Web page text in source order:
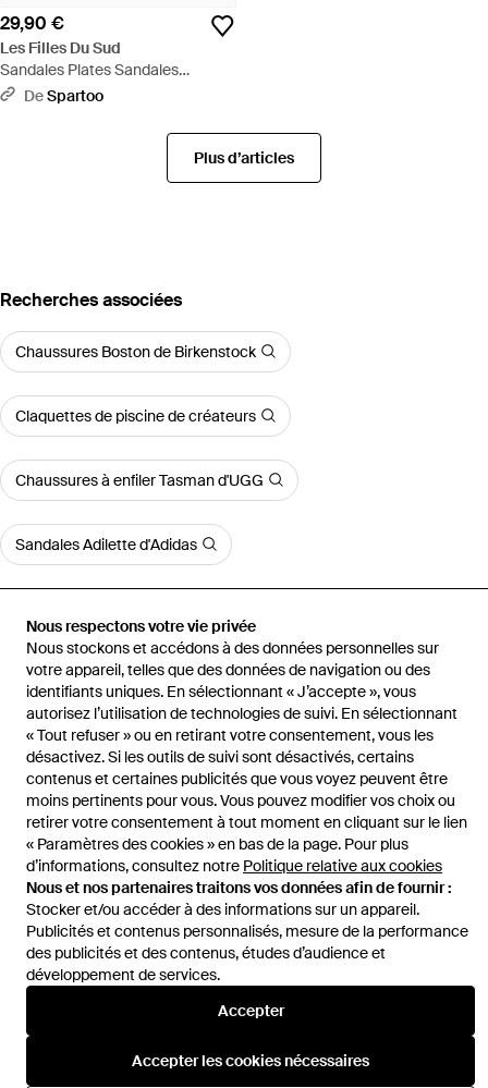
Nous respectons votre vie privée
Nous stockons et accédons à des données personnelles sur
votre appareil, telles que des données de navigation ou des
identifiants uniques. En sélectionnant « J’accepte », vous
autorisez l’utilisation de technologies de suivi. En sélectionnant
« Tout refuser » ou en retirant votre consentement, vous les
désactivez. Si les outils de suivi sont désactivés, certains
contenus et certaines publicités que vous voyez peuvent être
moins pertinents pour vous. Vous pouvez modifier vos choix ou
retirer votre consentement à tout moment en cliquant sur le lien
« Paramètres des cookies » en bas de la page. Pour plus
d’informations, consultez notre Politique relative aux cookies
Nous et nos partenaires traitons vos données afin de fournir :
Stocker et/ou accéder à des informations sur un appareil.
Publicités et contenus personnalisés, mesure de la performance
des publicités et des contenus, études d’audience et
développement de services.
Accepter
Accepter les cookies nécessaires
29,90 €
Les Filles Du Sud
Sandales Plates Sandales
Femme - Blanc
DeSpartoo
Plus d’articles
Recherches associées
Chaussures Boston de Birkenstock
Claquettes de piscine de créateurs
Chaussures à enfiler Tasman d'UGG
Sandales Adilette d'Adidas
Voir plus d'articles
Accueil Chaussures plates femme
Sandales Plates Sandales
Femme
Aide et infos